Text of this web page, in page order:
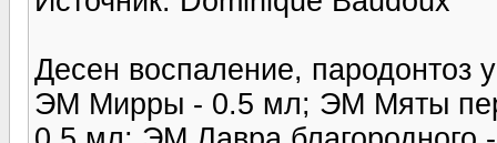
Десен воспаление, пародонтоз
ЭМ Мирры - 0.5 мл; ЭМ Мяты